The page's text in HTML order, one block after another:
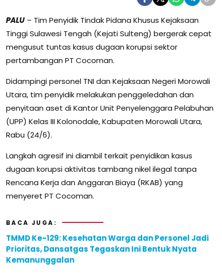
PALU – Tim Penyidik Tindak Pidana Khusus Kejaksaan
Tinggi Sulawesi Tengah (Kejati Sulteng) bergerak cepat
mengusut tuntas kasus dugaan korupsi sektor
pertambangan PT Cocoman.
Didampingi personel TNI dan Kejaksaan Negeri Morowali
Utara, tim penyidik melakukan penggeledahan dan
penyitaan aset di Kantor Unit Penyelenggara Pelabuhan
(UPP) Kelas III Kolonodale, Kabupaten Morowali Utara,
Rabu (24/6).
Langkah agresif ini diambil terkait penyidikan kasus
dugaan korupsi aktivitas tambang nikel ilegal tanpa
Rencana Kerja dan Anggaran Biaya (RKAB) yang
menyeret PT Cocoman.
BACA JUGA:
TMMD Ke-129: Kesehatan Warga dan Personel Jadi
Prioritas, Dansatgas Tegaskan Ini Bentuk Nyata
Kemanunggalan